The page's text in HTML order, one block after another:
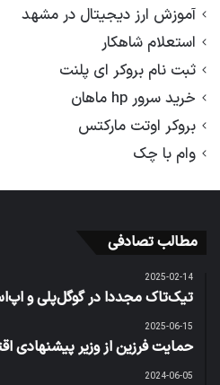
آموزش ارز دیجیتال در مشهد
استعلام شاهکار
ثبت نام بروکر ای پلنت
خرید سرور hp ماهان
بروکر اوتت مارکتس
وام با چک
مطالب تصادفی
2025-02-14
تیک‌تاک مجددا در گوگل‌پلی و
2025-06-15
حمایت فرزین از وزیر پیشنهادی
2024-06-05